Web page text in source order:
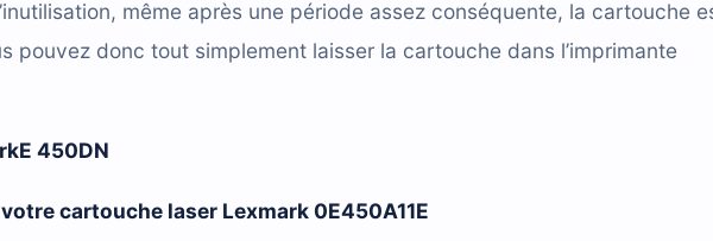
même après une période assez conséquente, la cartouche
pouvez donc tout simplement laisser la cartouche dans l’imprimante
450DN
cartouche laser Lexmark 0E450A11E